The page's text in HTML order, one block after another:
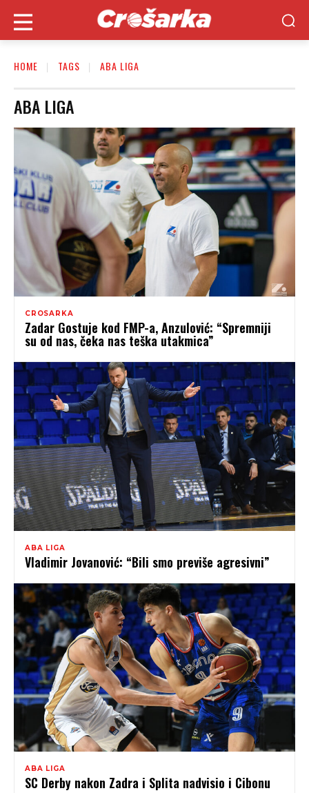
HOME TAGS ABA LIGA
ABA LIGA
CROSARKA
Zadar Gostuje kod FMP-a, Anzulović: “Spremniji
su od nas, čeka nas teška utakmica”
ABA LIGA
Vladimir Jovanović: “Bili smo previše agresivni”
ABA LIGA
SC Derby nakon Zadra i Splita nadvisio i Cibonu